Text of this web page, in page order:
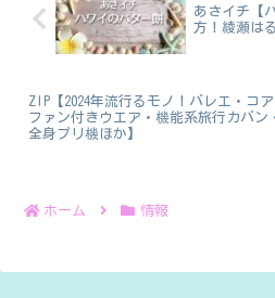
あさイチ【
方！綾瀬は
ZIP【2024年流行るモノ！バレエ・コア
ファン付きウエア・機能系旅行カバン
全身プリ機ほか】
ホーム 情報